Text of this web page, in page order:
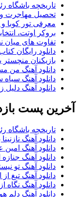
تاریخچه باشگاه
تحصیل مهاجرت و
معرفی تور کوبا
بروکر اوتت،
تفاوت های میان
دانلود رایگان
بازیکنان منچستر
دانلود آهنگ من
دانلود آهنگ
دانلود آهنگ دلیل
آخرین پست
تاریخچه باشگاه
دانلود آهنگ
دانلود آهنگ
دانلود آهنگ
دانلود آهنگ تو
دانلود آهنگ تیغ
دانلود آهنگ
دانلود آهنگ دلم